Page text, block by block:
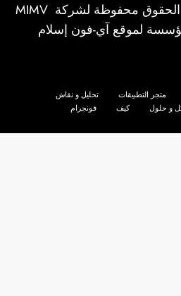
MIMV
لموقع آي-فون إسلام
متجر التطبيقات
تحليل و نقاش
و حلول كيف فونجرام